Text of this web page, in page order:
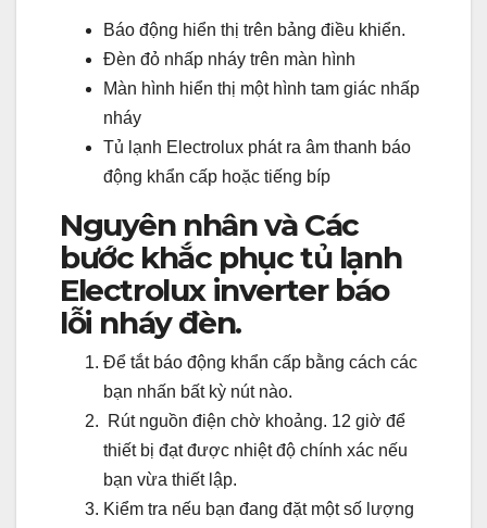
Báo động hiển thị trên bảng điều khiển.
Đèn đỏ nhấp nháy trên màn hình
Màn hình hiển thị một hình tam giác nhấp
nháy
Tủ lạnh Electrolux phát ra âm thanh báo
động khẩn cấp hoặc tiếng bíp
Nguyên nhân và Các
bước khắc phục tủ lạnh
Electrolux inverter báo
lỗi nháy đèn.
Để tắt báo động khẩn cấp bằng cách các
bạn nhấn bất kỳ nút nào.
Rút nguồn điện chờ khoảng. 12 giờ để
thiết bị đạt được nhiệt độ chính xác nếu
bạn vừa thiết lập.
Kiểm tra nếu bạn đang đặt một số lượng